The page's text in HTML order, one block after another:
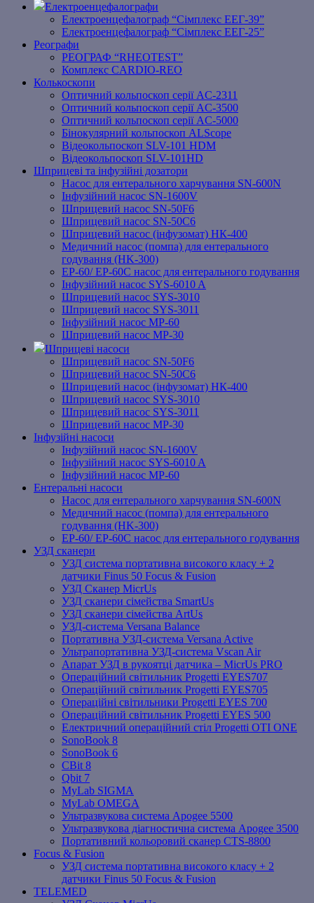
Електроенцефалографи
Електроенцефалограф “Сімплекс ЕЕГ-39”
Електроенцефалограф “Сімплекс ЕЕГ-25”
Реографи
РЕОГРАФ “RHEOTEST”
Комплекс CARDIO-REO
Колькоскопи
Оптичний кольпоскоп серії AC-2311
Оптичний кольпоскоп серії AC-3500
Оптичний кольпоскоп серії AC-5000
Бінокулярний кольпоскоп ALScope
Відеокольпоскоп SLV-101 HDM
Відеокольпоскоп SLV-101HD
Шприцеві та інфузійні дозатори
Насос для ентерального харчування SN-600N
Інфузійний насос SN-1600V
Шприцевий насос SN-50F6
Шприцевий насос SN-50C6
Шприцевий насос (інфузомат) НК-400
Медичний насос (помпа) для ентерального
годування (HK-300)
EP-60/ EP-60C насос для ентерального годування
Інфузійний насос SYS-6010 A
Шприцевий насос SYS-3010
Шприцевий насос SYS-3011
Інфузійний насос MP-60
Шприцевий насос MP-30
Шприцеві насоси
Шприцевий насос SN-50F6
Шприцевий насос SN-50C6
Шприцевий насос (інфузомат) НК-400
Шприцевий насос SYS-3010
Шприцевий насос SYS-3011
Шприцевий насос MP-30
Інфузійні насоси
Інфузійний насос SN-1600V
Інфузійний насос SYS-6010 A
Інфузійний насос MP-60
Ентеральні насоси
Насос для ентерального харчування SN-600N
Медичний насос (помпа) для ентерального
годування (HK-300)
EP-60/ EP-60C насос для ентерального годування
УЗД сканери
УЗД система портативна високого класу + 2
датчики Finus 50 Focus & Fusion
УЗД Сканер MicrUs
УЗД сканери сімейства SmartUs
УЗД сканери сімейства ArtUs
УЗД-система Versana Balance
Портативна УЗД-система Versana Active
Ультрапортативна УЗД-система Vscan Air
Апарат УЗД в рукоятці датчика – MicrUs PRO
Операційний світильник Progetti EYES707
Операційний світильник Progetti EYES705
Операційні світильники Progetti EYES 700
Операційний світильник Progetti EYES 500
Електричний операційний стіл Progetti OTI ONE
SonoBook 8
SonoBook 6
СBit 8
Qbit 7
MyLab SIGMA
MyLab OMEGA
Ультразвукова система Apogee 5500
Ультразвукова діагностична система Apogee 3500
Портативний кольоровий сканер CTS-8800
Focus & Fusion
УЗД система портативна високого класу + 2
датчики Finus 50 Focus & Fusion
TELEMED